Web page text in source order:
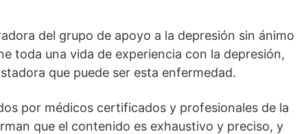
del grupo de apoyo a la depresión sin ánimo
toda una vida de experiencia con la depresión,
que puede ser esta enfermedad.
por médicos certificados y profesionales de la
que el contenido es exhaustivo y preciso, y